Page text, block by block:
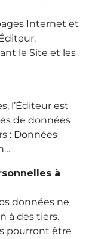
Internet et
le Site et les
l’Éditeur est
de données
: Données
à
données ne
à des tiers.
pourront être